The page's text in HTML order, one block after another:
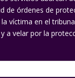
de órdenes de
víctima en el
a velar por la